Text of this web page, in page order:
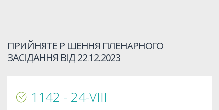
ПРИЙНЯТЕ РІШЕННЯ ПЛЕНАРНОГО
ЗАСІДАННЯ ВІД22.12.2023
1142 - 24-VIIІ